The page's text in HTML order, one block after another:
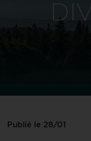
Publié le 28/01